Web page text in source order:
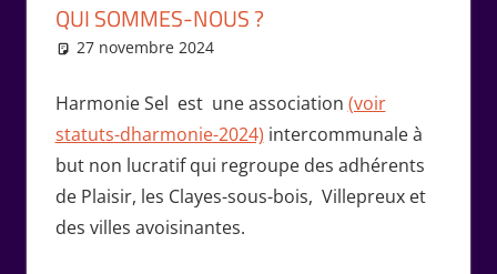
QUI SOMMES-NOUS ?
27 novembre 2024
Harmonie Sel est une association (voir
statuts-dharmonie-2024) intercommunale à
but non lucratif qui regroupe des adhérents
de Plaisir, les Clayes-sous-bois, Villepreux et
des villes avoisinantes.